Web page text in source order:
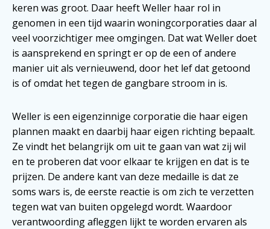
keren was groot. Daar heeft Weller haar rol in
genomen in een tijd waarin woningcorporaties daar al
veel voorzichtiger mee omgingen. Dat wat Weller doet
is aansprekend en springt er op de een of andere
manier uit als vernieuwend, door het lef dat getoond
is of omdat het tegen de gangbare stroom in is.
Weller is een eigenzinnige corporatie die haar eigen
plannen maakt en daarbij haar eigen richting bepaalt.
Ze vindt het belangrijk om uit te gaan van wat zij wil
en te proberen dat voor elkaar te krijgen en dat is te
prijzen. De andere kant van deze medaille is dat ze
soms wars is, de eerste reactie is om zich te verzetten
tegen wat van buiten opgelegd wordt. Waardoor
verantwoording afleggen lijkt te worden ervaren als